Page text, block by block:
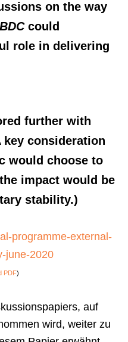
on the way
could
role in delivering
further with
key consideration
would choose to
impact would be
stability.)
programme-external-
june-2020
PDF)
auf
wird, weiter zu